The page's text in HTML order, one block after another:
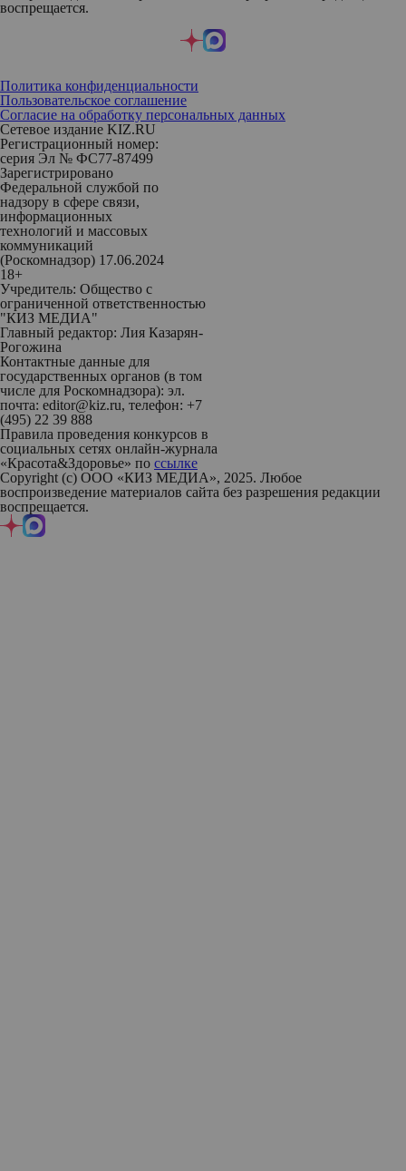
воспрещается.
Политика конфиденциальности
Пользовательское соглашение
Согласие на обработку персональных данных
Сетевое издание KIZ.RU
Регистрационный номер:
серия Эл № ФС77-87499
Зарегистрировано
Федеральной службой по
надзору в сфере связи,
информационных
технологий и массовых
коммуникаций
(Роскомнадзор) 17.06.2024
18+
Учредитель: Общество с
ограниченной ответственностью
"КИЗ МЕДИА"
Главный редактор: Лия Казарян-
Рогожина
Контактные данные для
государственных органов (в том
числе для Роскомнадзора): эл.
почта: editor@kiz.ru, телефон: +7
(495) 22 39 888
Правила проведения конкурсов в
социальных сетях онлайн-журнала
«Красота&Здоровье» по ссылке
Copyright (с) ООО «КИЗ МЕДИА», 2025. Любое
воспроизведение материалов сайта без разрешения редакции
воспрещается.